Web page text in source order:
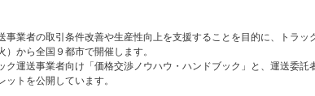
業者の取引条件改善や生産性向上を支援することを目的に、トラッ
から全国９都市で開催します。
運送事業者向け「価格交渉ノウハウ・ハンドブック」と、運送委託
トを公開しています。